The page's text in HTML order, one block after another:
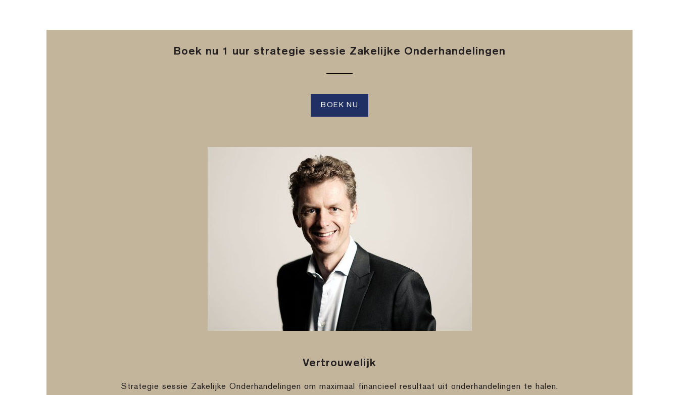
Boek nu 1 uur strategie sessie Zakelijke Onderhandelingen
BOEK NU
Vertrouwelijk
Strategie sessie Zakelijke Onderhandelingen om maximaal financieel resultaat uit onderhandelingen te halen.